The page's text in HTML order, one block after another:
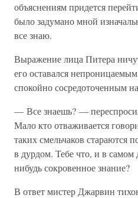
объяснениям придется
было задумано мной
все знаю.
Выражение лица Питера
его оставался
спокойно сосредоточенным
— Все знаешь? —
Мало кто отваживается
таких смельчаков стараются
в дурдом. Тебе что, и в самом
нибудь сокровенное знание?
В ответ мистер Джарвин